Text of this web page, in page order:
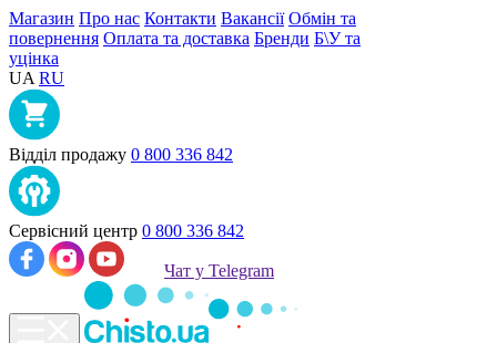
Магазин Про нас Контакти Вакансії Обмін та
повернення Оплата та доставка Бренди Б\У та
уцінка
UA RU
Відділ продажу 0 800 336 842
Сервісний центр 0 800 336 842
Чат у Telegram